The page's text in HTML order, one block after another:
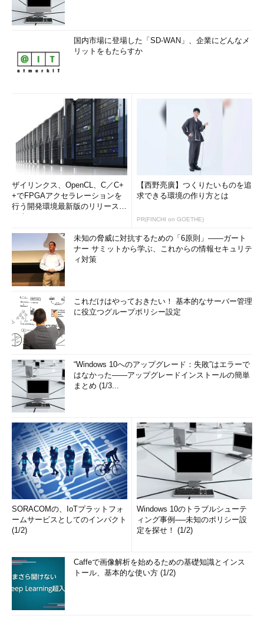
国内市場に登場した「SD-WAN」、企業にどんなメ
リットをもたらすか
ザイリンクス、OpenCL、C／C+
+でFPGAアクセラレーションを
行う開発環境最新版のリリースを
【西野亮廣】つくりたいものを追
求できる環境の作り方とは
PR(FINCHI on GOETHE)
未知の脅威に対抗するための「6原則」――ガート
ナー サミットから学ぶ、これからの情報セキュリテ
ィ対策
これだけはやっておきたい！ 基本的なサーバー管理
に役立つグループポリシー設定
“Windows 10へのアップグレード：失敗”はエラーで
はなかった――アップグレードインストールの簡単
まとめ (1/3...
SORACOMの、IoTプラットフォ
ームサービスとしてのインパクト
(1/2)
Windows 10のトラブルシューテ
ィング事例──未知のポリシー設
定を探せ！ (1/2)
Caffeで画像解析を始めるための基礎知識とインス
トール、基本的な使い方 (1/2)